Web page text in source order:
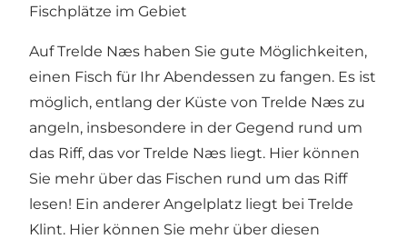
Fischplätze im Gebiet
Auf Trelde Næs haben Sie gute Möglichkeiten,
einen Fisch für Ihr Abendessen zu fangen. Es ist
möglich, entlang der Küste von Trelde Næs zu
angeln, insbesondere in der Gegend rund um
das Riff, das vor Trelde Næs liegt. Hier können
Sie mehr über das Fischen rund um das Riff
lesen! Ein anderer Angelplatz liegt bei Trelde
Klint. Hier können Sie mehr über diesen